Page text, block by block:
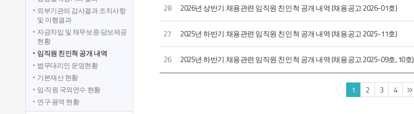
외부기관의 감사결과 조치사항
및 이행결과
자금차입 및 채무보증·담보제공
현황
임직원 친인척 공개 내역
법무대리인 운영현황
기본재산 현황
임·직원 국외연수 현황
연구·용역 현황
28 2026년 상반기 채용관련 임직원 친인척 공개 내역 (채용공고 2026-01호)
27 2025년 하반기 채용관련 임직원 친인척 공개 내역 (채용공고 2025-11호)
26 2025년 하반기 채용관련 임직원 친인척 공개 내역 (채용공고 2025-09호, 10호)
1 2 3 4